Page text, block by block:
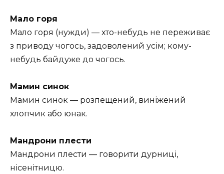
Мало горя
Мало горя (нужди) — хто-небудь не переживає
з приводу чогось, задоволений усім; кому-
небудь байдуже до чогось.
Мамин синок
Мамин синок — розпещений, виніжений
хлопчик або юнак.
Мандрони плести
Мандрони плести — говорити дурниці,
нісенітницю.